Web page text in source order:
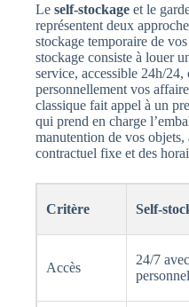
Le self-stockage et le
représentent deux
stockage temporaire de
stockage consiste à louer
service, accessible 24h/24,
personnellement vos
classique fait appel à un
qui prend en charge
manutention de vos objets,
contractuel fixe et des
Critère Self-
Accès
24/7
personnel